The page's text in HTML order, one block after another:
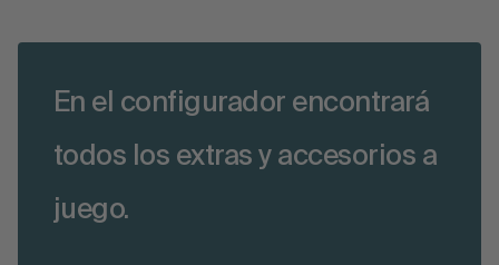
En el configurador encontrará
todos los extras y accesorios a
juego.